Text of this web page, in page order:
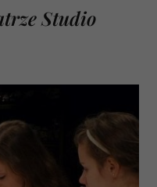
Studio